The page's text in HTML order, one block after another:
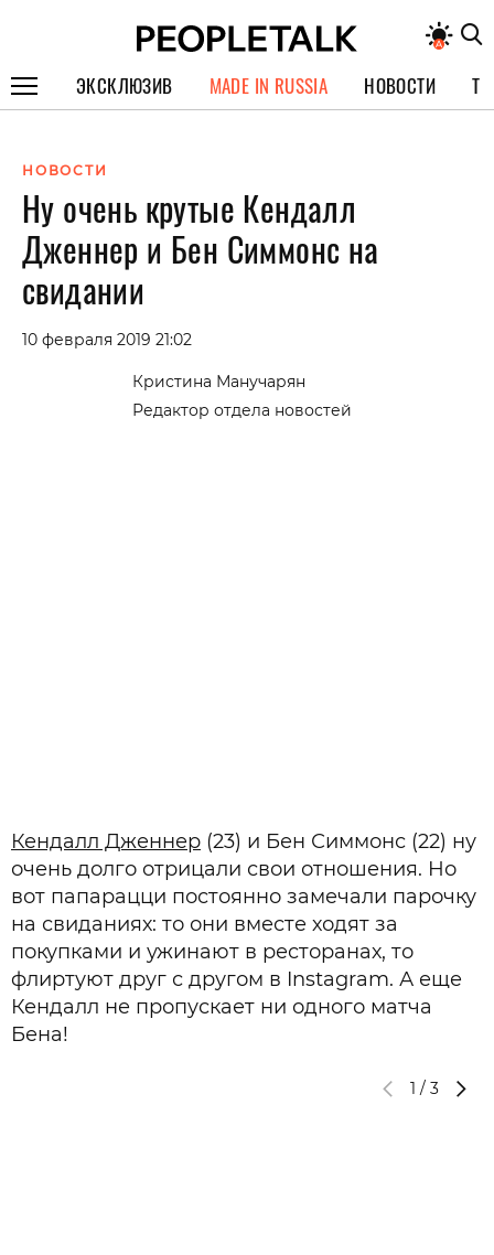
ЭКСКЛЮЗИВ
СПЕЦПРОЕКТЫ
ИНТЕРВЬЮ
ПОКОЛЕНИЕ
MADE IN RUSSIA НОВОСТИ
НОВОСТИ
Ну очень крутые Кендалл
Дженнер и Бен Симмонс на
свидании
10 февраля 2019 21:02
Кристина Манучарян
Редактор отдела новостей
Кендалл Дженнер (23) и Бен Симмонс (22) ну
очень долго отрицали свои отношения. Но
вот папарацци постоянно замечали парочку
на свиданиях: то они вместе ходят за
покупками и ужинают в ресторанах, то
флиртуют друг с другом в Instagram. А еще
Кендалл не пропускает ни одного матча
Бена!
1 / 3